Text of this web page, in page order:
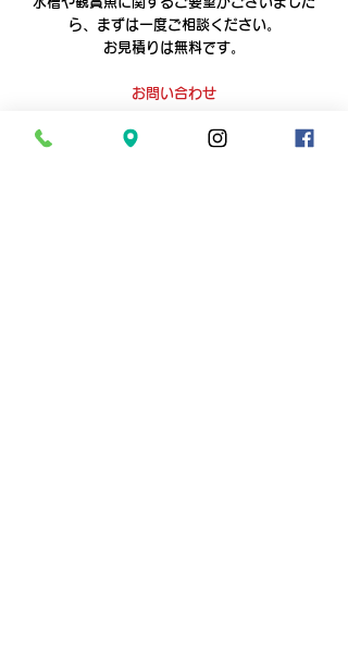
ら、まずは一度ご相談ください。
お見積りは無料です。
お問い合わせ